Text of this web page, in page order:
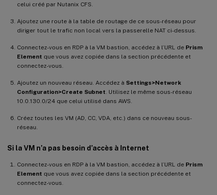
celui créé par Nutanix CFS.
Ajoutez une route à la table de routage de ce sous-réseau pour
diriger tout le trafic non local vers la passerelle NAT ci-dessus.
Connectez-vous en RDP à la VM bastion, accédez à l’URL de Prism
Element que vous avez copiée dans la section précédente et
connectez-vous.
Ajoutez un nouveau réseau. Accédez à Settings>Network
Configuration>Create Subnet . Utilisez le même sous-réseau
10.0.130.0/24 que celui utilisé dans AWS.
Créez toutes les VM (AD, CC, VDA, etc.) dans ce nouveau sous-
réseau.
Si la VM n’a pas besoin d’accès à Internet
Connectez-vous en RDP à la VM bastion, accédez à l’URL de Prism
Element que vous avez copiée dans la section précédente et
connectez-vous.